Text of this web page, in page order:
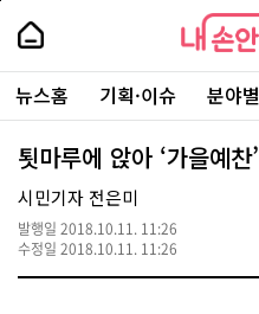
본
로
가
내
손
안
에
서
울
-
서
울
시
대
표
소
내
손
에
울
주
요
서
뉴스홈 기획·이슈 분야
툇마루에 앉아 ‘가을예
시민기자 전은미
발행일 2018.10.11. 11:26
수정일 2018.10.11. 11:26
페
상
단
로